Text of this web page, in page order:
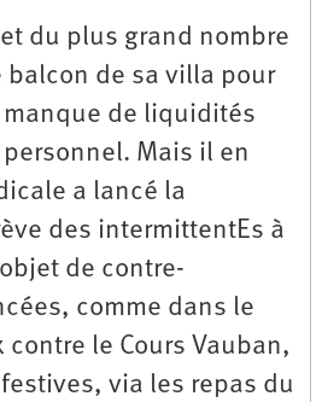
du plus grand nombre
de sa villa pour
de liquidités
Mais il en
a lancé la
des intermittentEs à
de contre-
comme dans le
contre le Cours Vauban,
via les repas du